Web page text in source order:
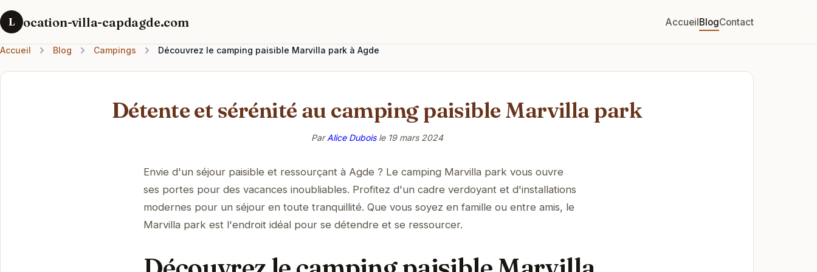
L ocation-villa-capdagde.com AccueilBlogContact
Accueil Blog Campings Découvrez le camping paisible Marvilla park à Agde
Détente et sérénité au camping paisible Marvilla park
ParAlice Duboisle 19 mars 2024
Envie d'un séjour paisible et ressourçant à Agde ? Le camping Marvilla park vous ouvre
ses portes pour des vacances inoubliables. Profitez d'un cadre verdoyant et d'installations
modernes pour un séjour en toute tranquillité. Que vous soyez en famille ou entre amis, le
Marvilla park est l'endroit idéal pour se détendre et se ressourcer.